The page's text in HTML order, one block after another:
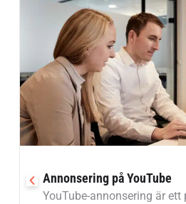
Annonsering på YouTube
YouTube-annonsering är ett